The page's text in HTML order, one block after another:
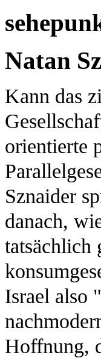
Natan
Kann das
orientierte
Sznaider
danach,
tatsächlich
Israel also
Hoffnung,